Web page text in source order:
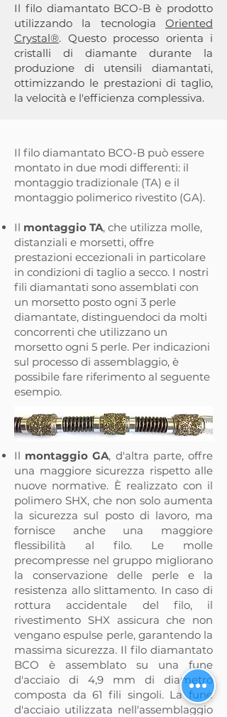
Il filo diamantato BCO-B è prodotto
utilizzando la tecnologia Oriented
Crystal®. Questo processo orienta i
cristalli di diamante durante la
produzione di utensili diamantati,
ottimizzando le prestazioni di taglio,
la velocità e l'efficienza complessiva.
Il filo diamantato BCO-B può essere
montato in due modi differenti: il
montaggio tradizionale (TA) e il
montaggio polimerico rivestito (GA).
Il montaggio TA, che utilizza molle,
distanziali e morsetti, offre
prestazioni eccezionali in particolare
in condizioni di taglio a secco. I nostri
fili diamantati sono assemblati con
un morsetto posto ogni 3 perle
diamantate, distinguendoci da molti
concorrenti che utilizzano un
morsetto ogni 5 perle. Per indicazioni
sul processo di assemblaggio, è
possibile fare riferimento al seguente
esempio.
Il montaggio GA, d'altra parte, offre
una maggiore sicurezza rispetto alle
nuove normative. È realizzato con il
polimero SHX, che non solo aumenta
la sicurezza sul posto di lavoro, ma
fornisce anche una maggiore
flessibilità al filo. Le molle
precompresse nel gruppo migliorano
la conservazione delle perle e la
resistenza allo slittamento. In caso di
rottura accidentale del filo, il
rivestimento SHX assicura che non
vengano espulse perle, garantendo la
massima sicurezza. Il filo diamantato
BCO è assemblato su una fune
d'acciaio di 4,9 mm di diametro
composta da 61 fili singoli. La fune
d'acciaio utilizzata nell'assemblaggio